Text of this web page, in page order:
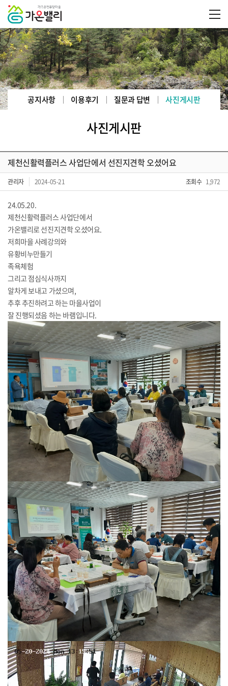
공지사항 이용후기 질문과 답변 사진게시판
사진게시판
제천신활력플러스 사업단에서 선진지견학 오셨어요
관리자 2024-05-21 조회수 1,972
24.05.20.
제천신활력플러스 사업단에서
가온밸리로 선진지견학 오셨어요.
저희마을 사례강의와
유황비누만들기
족욕체험
그리고 점심식사까지
알차게 보내고 가셨으며,
추후 추진하려고 하는 마을사업이
잘 진행되셨음 하는 바램입니다.